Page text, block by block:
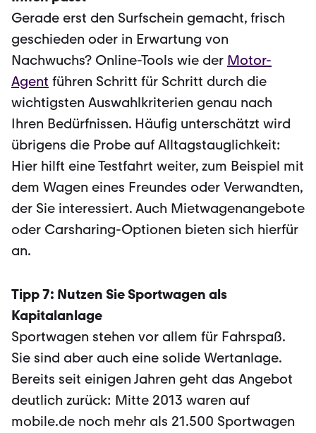
Gerade erst den Surfschein gemacht, frisch
geschieden oder in Erwartung von
Nachwuchs? Online-Tools wie der Motor-
Agent führen Schritt für Schritt durch die
wichtigsten Auswahlkriterien genau nach
Ihren Bedürfnissen. Häufig unterschätzt wird
übrigens die Probe auf Alltagstauglichkeit:
Hier hilft eine Testfahrt weiter, zum Beispiel mit
dem Wagen eines Freundes oder Verwandten,
der Sie interessiert. Auch Mietwagenangebote
oder Carsharing-Optionen bieten sich hierfür
an.
Tipp 7: Nutzen Sie Sportwagen als
Kapitalanlage
Sportwagen stehen vor allem für Fahrspaß.
Sie sind aber auch eine solide Wertanlage.
Bereits seit einigen Jahren geht das Angebot
deutlich zurück: Mitte 2013 waren auf
mobile.de noch mehr als 21.500 Sportwagen